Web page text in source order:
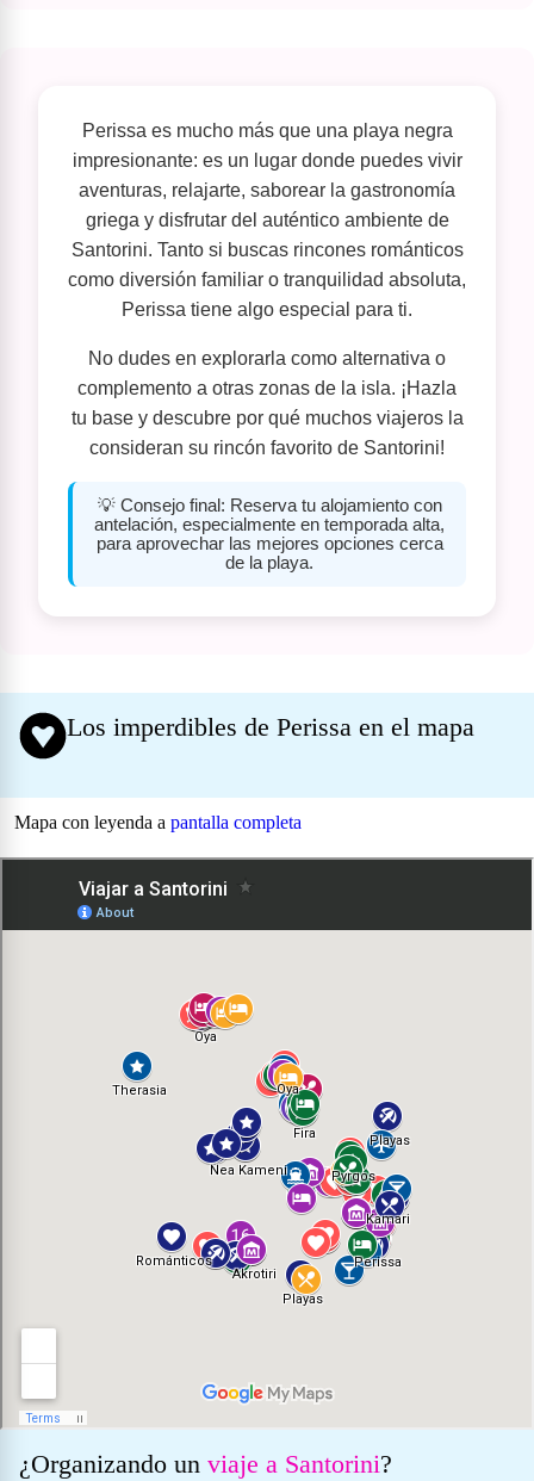
Perissa es mucho más que una playa negra
impresionante: es un lugar donde puedes vivir
aventuras, relajarte, saborear la gastronomía
griega y disfrutar del auténtico ambiente de
Santorini. Tanto si buscas rincones románticos
como diversión familiar o tranquilidad absoluta,
Perissa tiene algo especial para ti.
No dudes en explorarla como alternativa o
complemento a otras zonas de la isla. ¡Hazla
tu base y descubre por qué muchos viajeros la
consideran su rincón favorito de Santorini!
💡 Consejo final: Reserva tu alojamiento con
antelación, especialmente en temporada alta,
para aprovechar las mejores opciones cerca
de la playa.
Los imperdibles de Perissa en el mapa
Mapa con leyenda a pantalla completa
¿Organizando un viaje a Santorini?